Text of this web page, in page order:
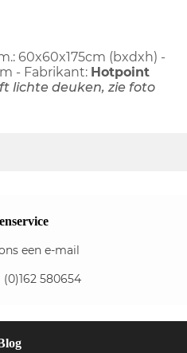
60x60x175cm (bxdxh) -
- Fabrikant: Hotpoint
lichte deuken, zie foto
een e-mail
(0)162 580654